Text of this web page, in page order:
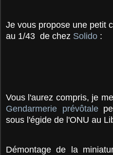
Je vous propose une petit
au 1/43 de chez Solido :
Vous l'aurez compris, je
Gendarmerie prévôtale
sous l'égide de l'ONU au
Démontage de la